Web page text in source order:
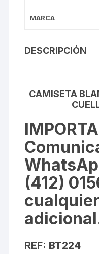
MARCA
DESCRIPCIÓN
CAMISETA
(412)
REF: BT224